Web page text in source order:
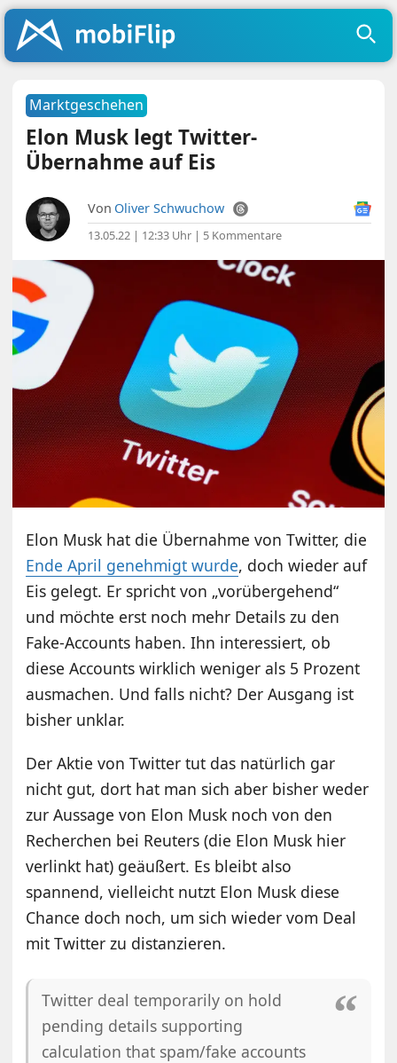
Marktgeschehen
Elon Musk legt Twitter-
Übernahme auf Eis
Von Oliver Schwuchow
13.05.22 | 12:33 Uhr | 5 Kommentare
Elon Musk hat die Übernahme von Twitter, die
Ende April genehmigt wurde, doch wieder auf
Eis gelegt. Er spricht von „vorübergehend“
und möchte erst noch mehr Details zu den
Fake-Accounts haben. Ihn interessiert, ob
diese Accounts wirklich weniger als 5 Prozent
ausmachen. Und falls nicht? Der Ausgang ist
bisher unklar.
Der Aktie von Twitter tut das natürlich gar
nicht gut, dort hat man sich aber bisher weder
zur Aussage von Elon Musk noch von den
Recherchen bei Reuters (die Elon Musk hier
verlinkt hat) geäußert. Es bleibt also
spannend, vielleicht nutzt Elon Musk diese
Chance doch noch, um sich wieder vom Deal
mit Twitter zu distanzieren.
Twitter deal temporarily on hold
pending details supporting
calculation that spam/fake accounts